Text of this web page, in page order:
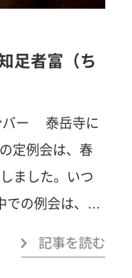
発信されまし
ンバーが参加
について活発
内各地を舞台
地域の歴史や
り、参加者はそ
者富（ち
寺に
ました。いつ
での例会は、参
記事を読む